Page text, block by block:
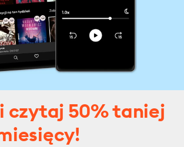
i czytaj 50% taniej